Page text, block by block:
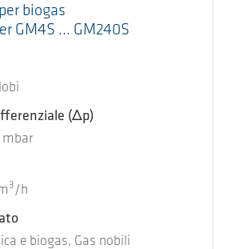
biogas
GM4S ... GM240S
(Δp)
mbar
3 /h
e biogas, Gas nobili